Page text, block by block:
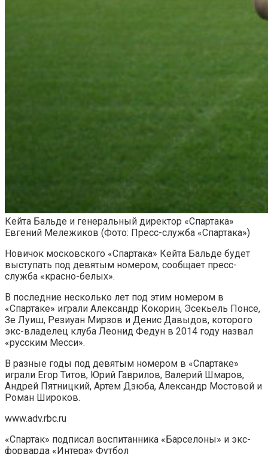
Кейта Бальде и генеральный директор «Спартака»
Евгений Мележиков (Фото: Пресс-служба «Спартака»)
Новичок московского «Спартака» Кейта Бальде будет
выступать под девятым номером, сообщает пресс-
служба «красно-белых».
В последние несколько лет под этим номером в
«Спартаке» играли Александр Кокорин, Эсекьель Понсе,
Зе Луиш, Резиуан Мирзов и Денис Давыдов, которого
экс-владелец клуба Леонид Федун в 2014 году назвал
«русским Месси».
В разные годы под девятым номером в «Спартаке»
играли Егор Титов, Юрий Гаврилов, Валерий Шмаров,
Андрей Пятницкий, Артем Дзюба, Александр Мостовой и
Роман Широков.
www.adv.rbc.ru
«Спартак» подписал воспитанника «Барселоны» и экс-
форварда «Интера» Футбол